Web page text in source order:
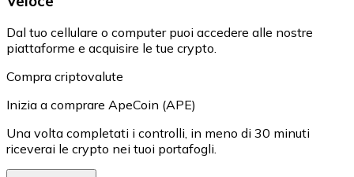
Dal tuo cellulare o computer puoi accedere alle nostre
piattaforme e acquisire le tue crypto.
Compra criptovalute
Inizia a comprare ApeCoin (APE)
Una volta completati i controlli, in meno di 30 minuti
riceverai le crypto nei tuoi portafogli.